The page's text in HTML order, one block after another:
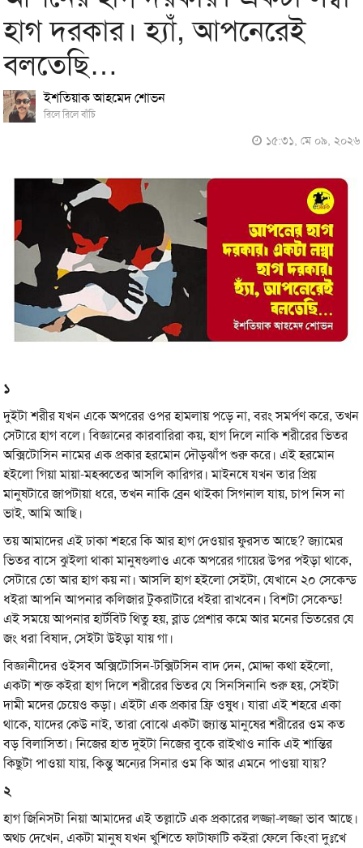
হাগ দরকার। হ্যাঁ, আপনেরেই
বলতেছি…
ইশতিয়াক আহমেদ শোভন
রিলে রিলে বাঁচি
১৫:৩১, মে ০৯, ২০২৬
১
দুইটা শরীর যখন একে অপরের ওপর হামলায় পড়ে না, বরং সমর্পণ করে, তখন
সেটারে হাগ বলে। বিজ্ঞানের কারবারিরা কয়, হাগ দিলে নাকি শরীরের ভিতর
অক্সিটোসিন নামের এক প্রকার হরমোন দৌড়ঝাঁপ শুরু করে। এই হরমোন
হইলো গিয়া মায়া-মহব্বতের আসলি কারিগর। মাইনষে যখন তার প্রিয়
মানুষটারে জাপটায়া ধরে, তখন নাকি ব্রেন থাইকা সিগনাল যায়, চাপ নিস না
ভাই, আমি আছি।
তয় আমাদের এই ঢাকা শহরে কি আর হাগ দেওয়ার ফুরসত আছে? জ্যামের
ভিতর বাসে ঝুইলা থাকা মানুষগুলাও একে অপরের গায়ের উপর পইড়া থাকে,
সেটারে তো আর হাগ কয় না। আসলি হাগ হইলো সেইটা, যেখানে ২০ সেকেন্ড
ধইরা আপনি আপনার কলিজার টুকরাটারে ধইরা রাখবেন। বিশটা সেকেন্ড!
এই সময়ে আপনার হার্টবিট থিতু হয়, ব্লাড প্রেশার কমে আর মনের ভিতরের যে
জং ধরা বিষাদ, সেইটা উইড়া যায় গা।
বিজ্ঞানীদের ওইসব অক্সিটোসিন-টক্সিটসিন বাদ দেন, মোদ্দা কথা হইলো,
একটা শক্ত কইরা হাগ দিলে শরীরের ভিতর যে সিনসিনানি শুরু হয়, সেইটা
দামী মদের চেয়েও কড়া। এইটা এক প্রকার ফ্রি ওষুধ। যারা এই শহরে একা
থাকে, যাদের কেউ নাই, তারা বোঝে একটা জ্যান্ত মানুষের শরীরের ওম কত
বড় বিলাসিতা। নিজের হাত দুইটা নিজের বুকে রাইখাও নাকি এই শান্তির
কিছুটা পাওয়া যায়, কিন্তু অন্যের সিনার ওম কি আর এমনে পাওয়া যায়?
২
হাগ জিনিসটা নিয়া আমাদের এই তল্লাটে এক প্রকারের লজ্জা-লজ্জা ভাব আছে।
অথচ দেখেন, একটা মানুষ যখন খুশিতে ফাটাফাটি কইরা ফেলে কিংবা দুঃখে